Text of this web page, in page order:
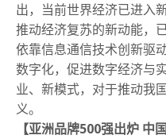
出，当前世界经济已进入
推动经济复苏的新动能，
依靠信息通信技术创新驱
数字化，促进数字经济与
业、新模式，对于推动我
义。
【亚洲品牌500强出炉 中